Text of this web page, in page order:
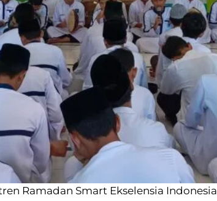
Ramadan Smart Ekselensia Indonesia